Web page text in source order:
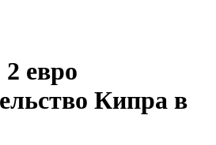
евро
Кипра в